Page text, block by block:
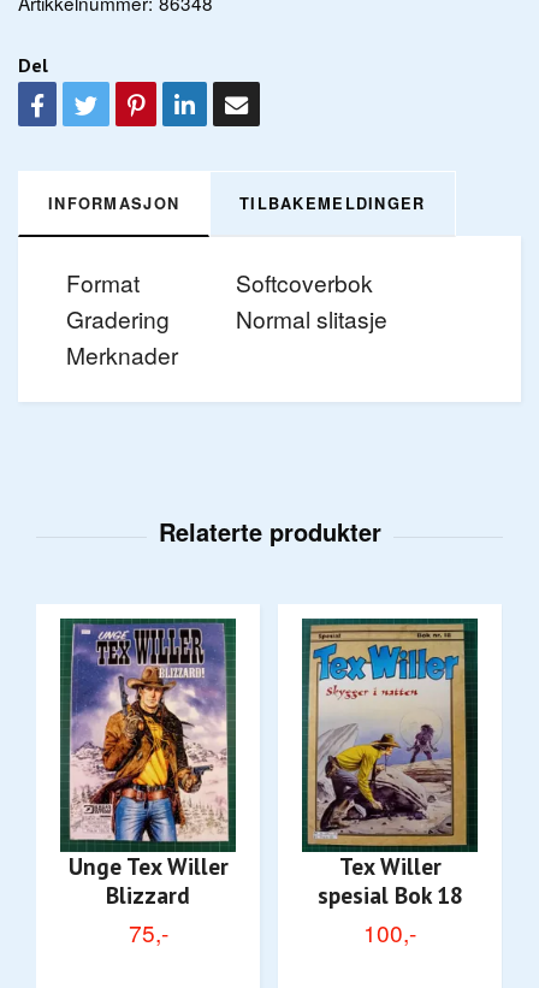
Del
INFORMASJON TILBAKEMELDINGER
Format
Softcoverbok
Gradering
Normal slitasje
Merknader
Unge Tex Willer
Blizzard
75,-
Tex Willer
spesial Bok 18
100,-